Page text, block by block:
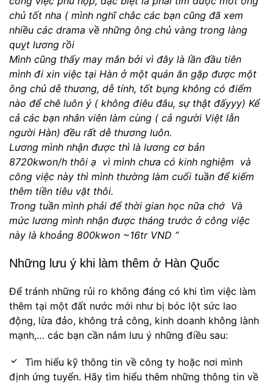
chủ tốt nha ( mình nghĩ chắc các bạn cũng đã xem
nhiều các drama về những ông chủ vàng trong làng
quỵt lương rồi
Mình cũng thấy may mắn bởi vì đây là lần đầu tiên
mình đi xin việc tại Hàn ở một quán ăn gặp được một
ông chủ dễ thương, dễ tính, tốt bụng không có điểm
nào để chê luôn ý ( không điêu đâu, sự thật đấyyy) Kể
cả các bạn nhân viên làm cùng ( cả người Việt lẫn
người Hàn) đều rất dễ thương luôn.
Lương mình nhận được thì là lương cơ bản
8720kwon/h thôi ạ vì mình chưa có kinh nghiệm và
công việc này thì mình thường làm cuối tuần để kiếm
thêm tiền tiêu vặt thôi.
Trong tuần mình phải để thời gian học nữa chớ Và
mức lương mình nhận được tháng trước ở công việc
này là khoảng 800kwon ~16tr VND “
Những lưu ý khi làm thêm ở Hàn Quốc
Để tránh những rủi ro không đáng có khi tìm việc làm
thêm tại một đất nước mới như bị bóc lột sức lao
động, lừa đảo, không trả công, kinh doanh không lành
mạnh,… các bạn cần nắm lưu ý những điều sau:
Tìm hiểu kỹ thông tin về công ty hoặc nơi mình
định ứng tuyển. Hãy tìm hiểu thêm những thông tin về